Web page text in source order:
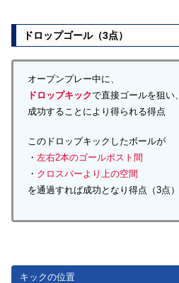
ドロップゴール（3点）
オープンプレー中に、
ドロップキックで直接ゴールを狙い、
成功することにより得られる得点
このドロップキックしたボールが
・ 左右2本のゴールポスト間
・ クロスバーより上の空間
を通過すれば成功となり得点（3点）
キックの位置